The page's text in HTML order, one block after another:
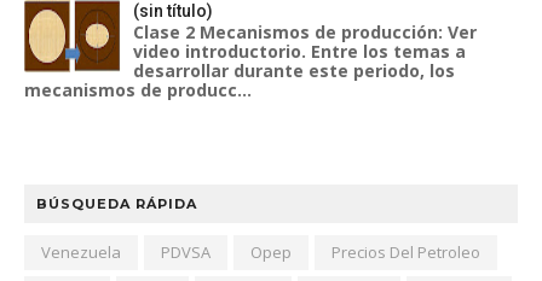
(sin título)
Clase 2 Mecanismos de producción: Ver
video introductorio. Entre los temas a
desarrollar durante este periodo, los
mecanismos de producc...
BÚSQUEDA RÁPIDA
Venezuela PDVSA Opep
Precios Del Petroleo